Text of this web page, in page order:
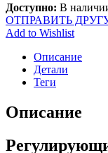
Доступно: В
ОТПРАВИТЬ ДРУГУ
Add to Wishlist
Описание
Детали
Теги
Описание